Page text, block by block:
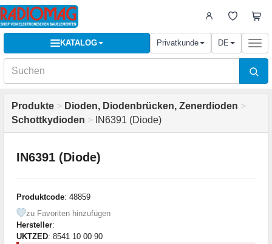
KATALOG Privatkunde DE
Produkte > Dioden, Diodenbrücken, Zenerdioden >
Schottkydioden > IN6391 (Diode)
IN6391 (Diode)
Produktcode: 48859
zu Favoriten hinzufügen
Hersteller:
UKTZED: 8541 10 00 90